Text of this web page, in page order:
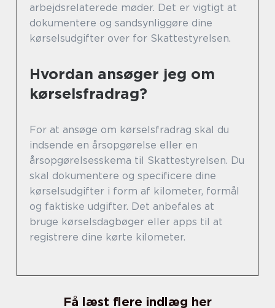
arbejdsrelaterede møder. Det er vigtigt at
dokumentere og sandsynliggøre dine
kørselsudgifter over for Skattestyrelsen.
Hvordan ansøger jeg om
kørselsfradrag?
For at ansøge om kørselsfradrag skal du
indsende en årsopgørelse eller en
årsopgørelsesskema til Skattestyrelsen. Du
skal dokumentere og specificere dine
kørselsudgifter i form af kilometer, formål
og faktiske udgifter. Det anbefales at
bruge kørselsdagbøger eller apps til at
registrere dine kørte kilometer.
Få læst flere indlæg her